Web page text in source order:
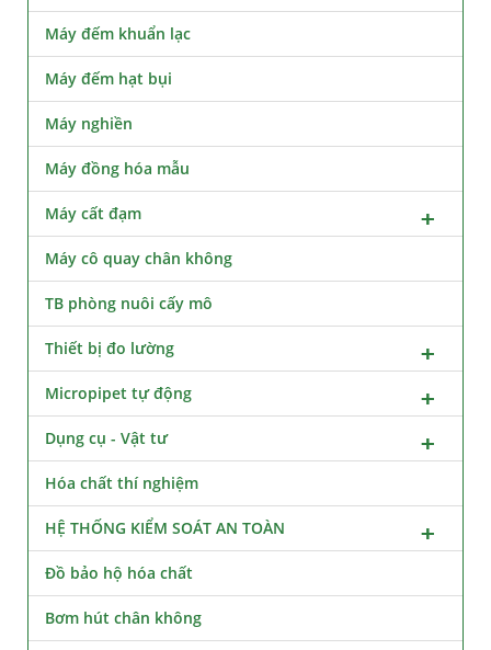
Máy đếm khuẩn lạc
Máy đếm hạt bụi
Máy nghiền
Máy đồng hóa mẫu
Máy cất đạm
Máy cô quay chân không
TB phòng nuôi cấy mô
Thiết bị đo lường
Micropipet tự động
Dụng cụ - Vật tư
Hóa chất thí nghiệm
HỆ THỐNG KIỂM SOÁT AN TOÀN
Đồ bảo hộ hóa chất
Bơm hút chân không